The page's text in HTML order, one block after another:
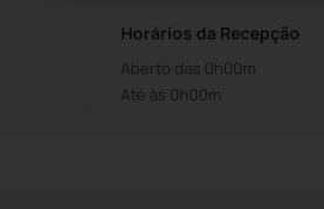
Horários da Recepção
Aberto das 0h00m
Até às 0h00m